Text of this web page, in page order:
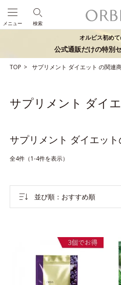
検索
メニュー
オルビス初め
公式通販だけの特別
TOP サプリメント ダイエット の関連
サプリメント ダイ
サプリメント ダイエッ
全4件（1-4件を表示）
並び順 おすすめ順